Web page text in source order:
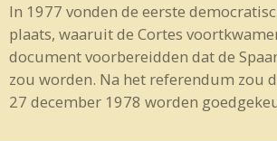
In 1977 vonden de eerste
plaats, waaruit de Cortes
document voorbereidden dat de
zou worden. Na het referendum zou
27 december 1978 worden